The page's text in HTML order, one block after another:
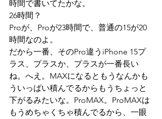
時間で書いてたかな。
26時間？
Proが、Proが23時間で、普通の15が20
時間なのよ。
だから一番、そのPro違うiPhone 15プ
ラス、プラスか、プラスが一番長い
ね。へえ。MAXになるともうなんかも
ういっぱい積んでるからもうちょっと
下がるみたいな。ProMAX。ProMAXは
もうめちゃくちゃ積んでるから、一眼